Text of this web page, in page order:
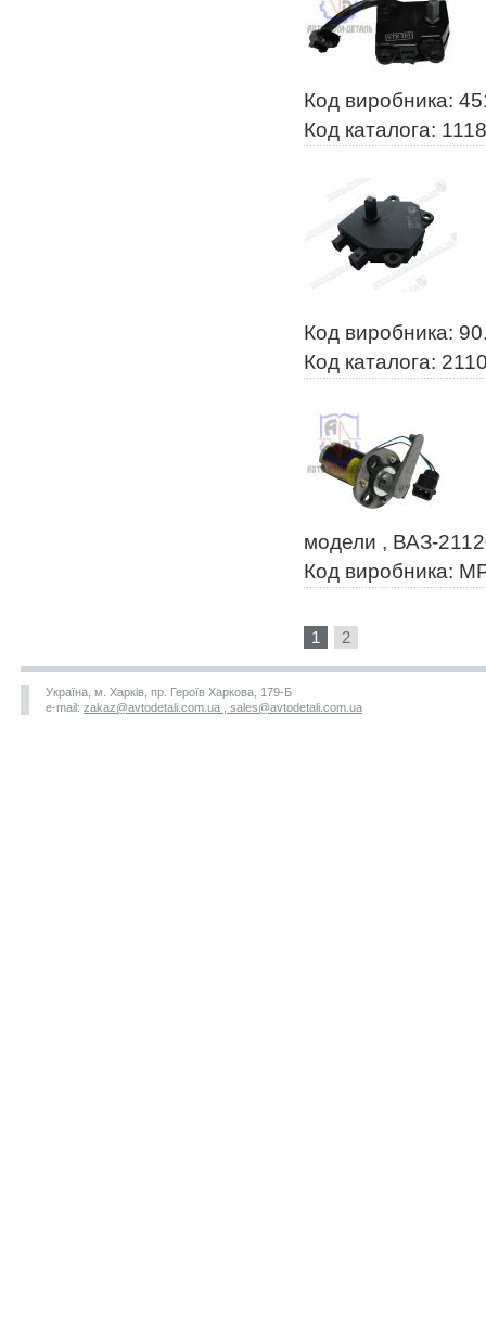
Код виробника:
Код каталога:
Код виробника:
Код каталога:
модели , ВАЗ-
Код виробника:
1 2
Україна, м. Харків, пр. Героїв Харкова, 179-Б
e-mail: zakaz@avtodetali.com.ua , sales@avtodetali.com.ua